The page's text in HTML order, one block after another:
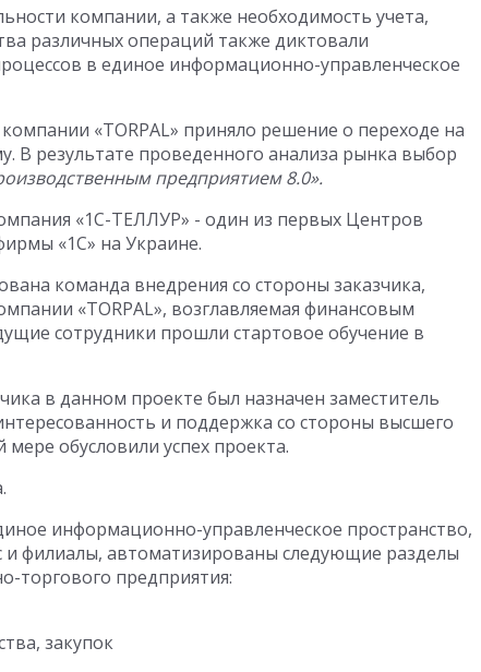
компании, а также необходимость учета,
различных операций также диктовали
в единое информационно-управленческое
«TORPAL» приняло решение о переходе на
В результате проведенного анализа рынка выбор
предприятием 8.0».
«1С-ТЕЛЛУР» - один из первых Центров
«1С» на Украине.
команда внедрения со стороны заказчика,
«TORPAL», возглавляемая финансовым
сотрудники прошли стартовое обучение в
в данном проекте был назначен заместитель
и поддержка со стороны высшего
обусловили успех проекта.
информационно-управленческое пространство,
филиалы, автоматизированы следующие разделы
торгового предприятия:
закупок